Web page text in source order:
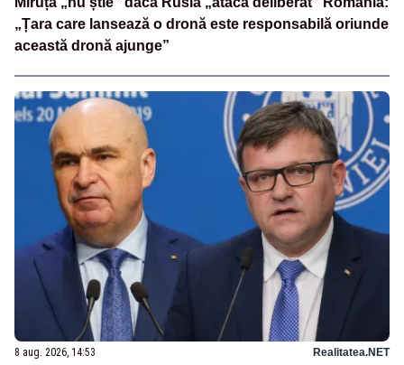
„Țara care lansează o dronă este responsabilă oriunde
această dronă ajunge”
8 aug. 2026, 14:53 Realitatea.NET